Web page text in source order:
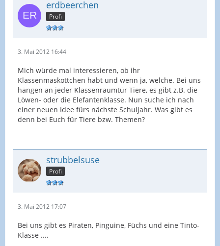
erdbeerchen
Profi
3. Mai 2012 16:44
Mich würde mal interessieren, ob ihr
Klassenmaskottchen habt und wenn ja, welche. Bei uns
hängen an jeder Klassenraumtür Tiere, es gibt z.B. die
Löwen- oder die Elefantenklasse. Nun suche ich nach
einer neuen Idee fürs nächste Schuljahr. Was gibt es
denn bei Euch für Tiere bzw. Themen?
strubbelsuse
Profi
3. Mai 2012 17:07
Bei uns gibt es Piraten, Pinguine, Füchs und eine Tinto-
Klasse ....